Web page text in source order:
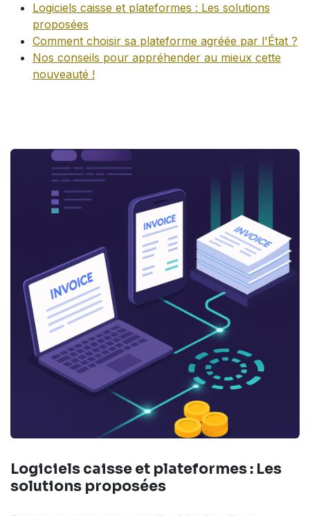
Logiciels caisse et plateformes : Les solutions
proposées
Comment choisir sa plateforme agréée par l'État ?
Nos conseils pour appréhender au mieux cette
nouveauté !
Logiciels caisse et plateformes : Les
solutions proposées